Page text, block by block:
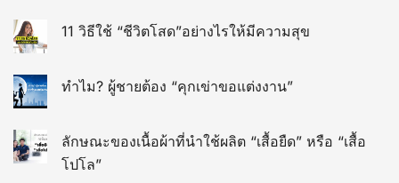
11 วิธีใช้ “ชีวิตโสด”อย่างไรให้มีความสุข
ทำไม? ผู้ชายต้อง “คุกเข่าขอแต่งงาน”
ลักษณะของเนื้อผ้าที่นำใช้ผลิต “เสื้อยืด” หรือ “เสื้อ
โปโล”